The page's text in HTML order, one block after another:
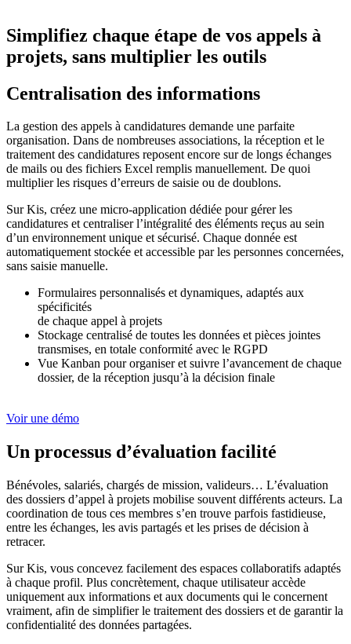
Simplifiez chaque étape de vos appels à
projets, sans multiplier les outils
Centralisation des informations
La gestion des appels à candidatures demande une parfaite
organisation. Dans de nombreuses associations, la réception et le
traitement des candidatures reposent encore sur de longs échanges
de mails ou des fichiers Excel remplis manuellement. De quoi
multiplier les risques d’erreurs de saisie ou de doublons.
Sur Kis, créez une micro-application dédiée pour gérer les
candidatures et centraliser l’intégralité des éléments reçus au sein
d’un environnement unique et sécurisé. Chaque donnée est
automatiquement stockée et accessible par les personnes concernées,
sans saisie manuelle.
Formulaires personnalisés et dynamiques, adaptés aux
spécificités
de chaque appel à projets
Stockage centralisé de toutes les données et pièces jointes
transmises, en totale conformité avec le RGPD
Vue Kanban pour organiser et suivre l’avancement de chaque
dossier, de la réception jusqu’à la décision finale
Voir une démo
Un processus d’évaluation facilité
Bénévoles, salariés, chargés de mission, valideurs… L’évaluation
des dossiers d’appel à projets mobilise souvent différents acteurs. La
coordination de tous ces membres s’en trouve parfois fastidieuse,
entre les échanges, les avis partagés et les prises de décision à
retracer.
Sur Kis, vous concevez facilement des espaces collaboratifs adaptés
à chaque profil. Plus concrètement, chaque utilisateur accède
uniquement aux informations et aux documents qui le concernent
vraiment, afin de simplifier le traitement des dossiers et de garantir la
confidentialité des données partagées.